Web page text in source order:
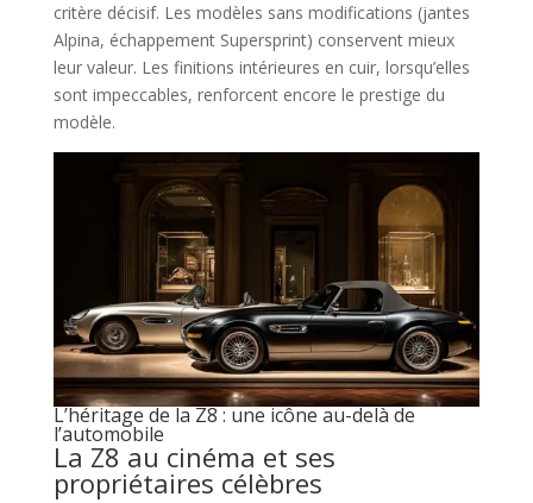
critère décisif. Les modèles sans modifications (jantes
Alpina, échappement Supersprint) conservent mieux
leur valeur. Les finitions intérieures en cuir, lorsqu’elles
sont impeccables, renforcent encore le prestige du
modèle.
L’héritage de la Z8 : une icône au-delà de
l’automobile
La Z8 au cinéma et ses
propriétaires célèbres